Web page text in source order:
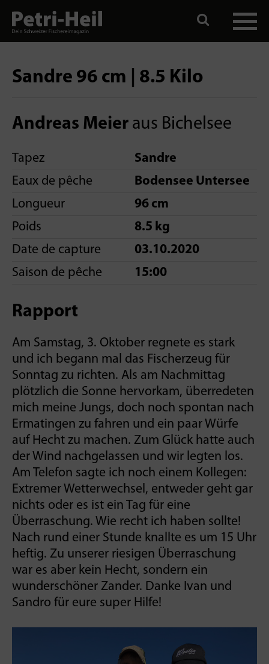
Sandre 96 cm | 8.5 Kilo
Andreas Meier aus Bichelsee
Tapez
Sandre
Eaux de pêche
Bodensee Untersee
Longueur
96 cm
Poids
8.5 kg
Date de capture
03.10.2020
Saison de pêche
15:00
Rapport
Am Samstag, 3. Oktober regnete es stark
und ich begann mal das Fischerzeug für
Sonntag zu richten. Als am Nachmittag
plötzlich die Sonne hervorkam, überredeten
mich meine Jungs, doch noch spontan nach
Ermatingen zu fahren und ein paar Würfe
auf Hecht zu machen. Zum Glück hatte auch
der Wind nachgelassen und wir legten los.
Am Telefon sagte ich noch einem Kollegen:
Extremer Wetterwechsel, entweder geht gar
nichts oder es ist ein Tag für eine
Überraschung. Wie recht ich haben sollte!
Nach rund einer Stunde knallte es um 15 Uhr
heftig. Zu unserer riesigen Überraschung
war es aber kein Hecht, sondern ein
wunderschöner Zander. Danke Ivan und
Sandro für eure super Hilfe!